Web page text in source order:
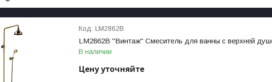
LM2862B
LM2862B "Винтаж" Смеситель для ванны с верхней
В наличии
Цену уточняйте